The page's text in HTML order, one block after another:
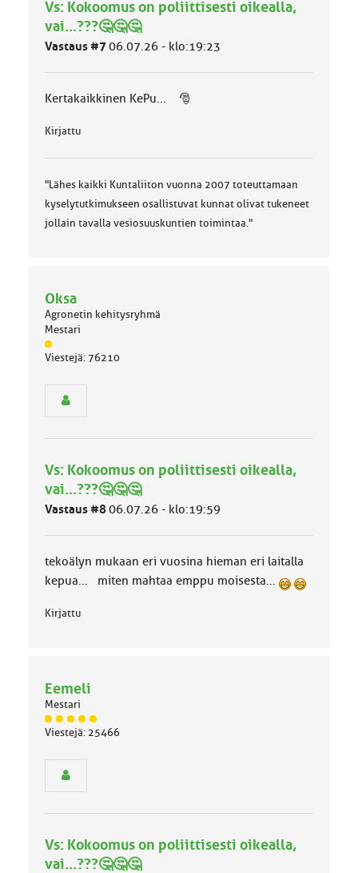
u
o
k
k
Vs: Kokoomus on poliittisesti oikealla,
vai...???🤔🤔🤔
Vastaus #706.07.26 - klo:19:23
Kertakaikkinen KePu... 🎅
Kirjattu
"Lähes kaikki Kuntaliiton vuonna 2007 toteuttamaan
kyselytutkimukseen osallistuvat kunnat olivat tukeneet
jollain tavalla vesiosuuskuntien toimintaa."
Oksa
Agronetin kehitysryhmä
Mestari
J
ä
m
ä
u
k
a
Viestejä: 76210
Vs: Kokoomus on poliittisesti oikealla,
vai...???🤔🤔🤔
Vastaus #806.07.26 - klo:19:59
tekoälyn mukaan eri vuosina hieman eri laitalla
kepua... miten mahtaa emppu moisesta...
Kirjattu
Eemeli
Mestari
J
ä
m
ä
Viestejä: 25466
Vs: Kokoomus on poliittisesti oikealla,
vai...???🤔🤔🤔